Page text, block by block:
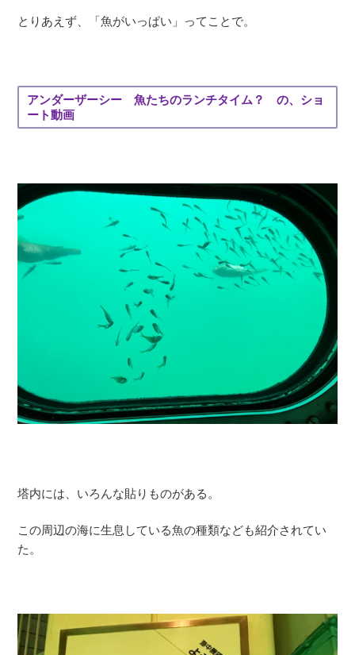
とりあえず、「魚がいっぱい」ってことで。
アンダーザーシー 魚たちのランチタイム？ の、ショ
ート動画
塔内には、いろんな貼りものがある。
この周辺の海に生息している魚の種類なども紹介されてい
た。